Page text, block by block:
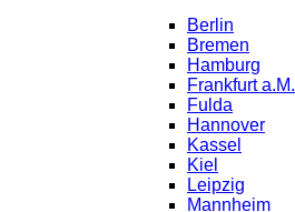
Berlin
Bremen
Hamburg
Frankfurt a.M.
Fulda
Hannover
Kassel
Kiel
Leipzig
Mannheim